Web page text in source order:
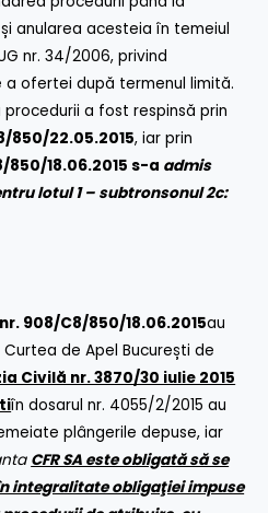
anularea acesteia în temeiul
nr. 34/2006, privind
ofertei după termenul limită.
a fost respinsă prin
850/22.05.2015, iar prin
850/18.06.2015 s-a admis
lotul 1 – subtronsonul 2c:
908/C8/850/18.06.2015au
de Apel București de
Civilă nr. 3870/30 iulie 2015
tiîn dosarul nr. 4055/2/2015 au
plângerile depuse, iar
CFR SA este obligată să se
integralitate obligaţiei impuse